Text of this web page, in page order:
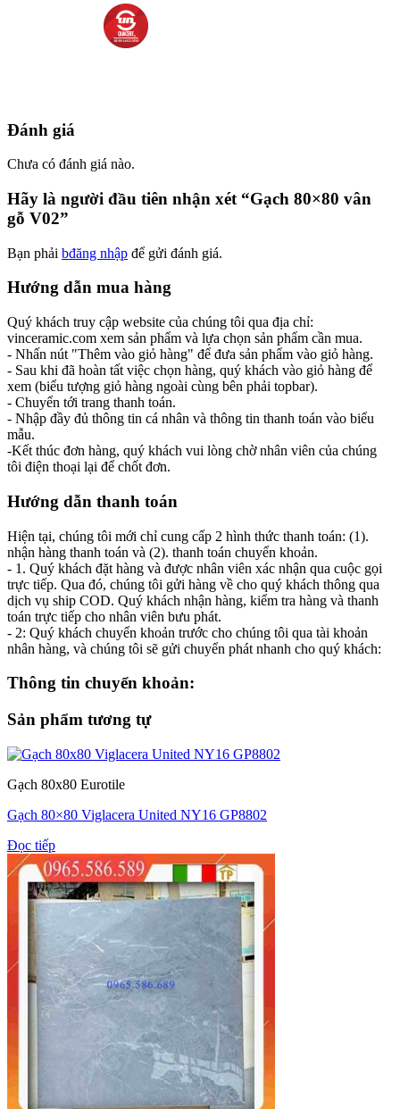
Đánh giá
Chưa có đánh giá nào.
Hãy là người đầu tiên nhận xét “Gạch 80×80 vân
gỗ V02”
Bạn phải bđăng nhập để gửi đánh giá.
Hướng dẫn mua hàng
Quý khách truy cập website của chúng tôi qua địa chỉ:
vinceramic.com xem sản phẩm và lựa chọn sản phẩm cần mua.
- Nhấn nút "Thêm vào giỏ hàng" để đưa sản phẩm vào giỏ hàng.
- Sau khi đã hoàn tất việc chọn hàng, quý khách vào giỏ hàng để
xem (biểu tượng giỏ hàng ngoài cùng bên phải topbar).
- Chuyển tới trang thanh toán.
- Nhập đầy đủ thông tin cá nhân và thông tin thanh toán vào biểu
mẫu.
-Kết thúc đơn hàng, quý khách vui lòng chờ nhân viên của chúng
tôi điện thoại lại để chốt đơn.
Hướng dẫn thanh toán
Hiện tại, chúng tôi mới chỉ cung cấp 2 hình thức thanh toán: (1).
nhận hàng thanh toán và (2). thanh toán chuyển khoản.
- 1. Quý khách đặt hàng và được nhân viên xác nhận qua cuộc gọi
trực tiếp. Qua đó, chúng tôi gửi hàng về cho quý khách thông qua
dịch vụ ship COD. Quý khách nhận hàng, kiểm tra hàng và thanh
toán trực tiếp cho nhân viên bưu phát.
- 2: Quý khách chuyển khoản trước cho chúng tôi qua tài khoản
nhân hàng, và chúng tôi sẽ gửi chuyển phát nhanh cho quý khách:
Thông tin chuyển khoản:
Sản phẩm tương tự
Gạch 80x80 Eurotile
Gạch 80×80 Viglacera United NY16 GP8802
Đọc tiếp